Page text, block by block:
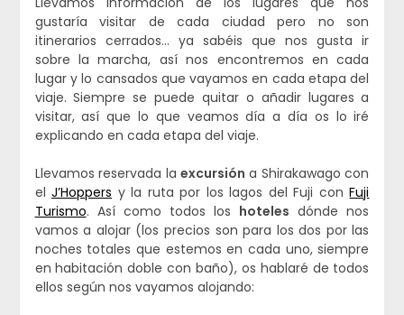
gustaría visitar de cada ciudad pero no son
itinerarios cerrados… ya sabéis que nos gusta ir
sobre la marcha, así nos encontremos en cada
lugar y lo cansados que vayamos en cada etapa del
viaje. Siempre se puede quitar o añadir lugares a
visitar, así que lo que veamos día a día os lo iré
explicando en cada etapa del viaje.
Llevamos reservada la excursión a Shirakawago con
elJ’Hoppers y la ruta por los lagos del Fuji conFuji
Turismo. Así como todos los hoteles dónde nos
vamos a alojar (los precios son para los dos por las
noches totales que estemos en cada uno, siempre
en habitación doble con baño), os hablaré de todos
ellos según nos vayamos alojando: